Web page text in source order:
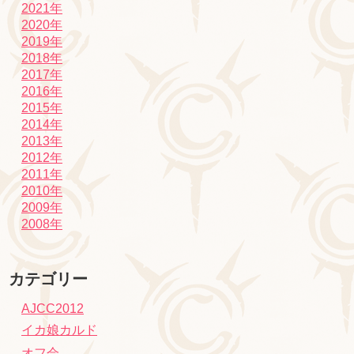
2021年
2020年
2019年
2018年
2017年
2016年
2015年
2014年
2013年
2012年
2011年
2010年
2009年
2008年
カテゴリー
AJCC2012
イカ娘カルド